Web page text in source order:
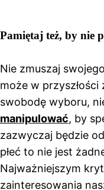
Pamiętaj też, by nie
Nie zmuszaj
może w
swobodę wyboru,
manipulować, by
zazwyczaj będzie
płeć to nie jest
Najważniejszym
zainteresowania